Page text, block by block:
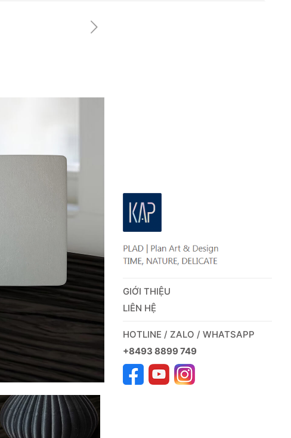
GIỚI THIỆU
LIÊN HỆ
HOTLINE / ZALO / WHATSAPP
+8493 8899 749